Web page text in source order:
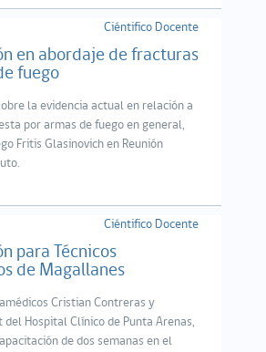
Ciéntifico Docente
en abordaje de fracturas
fuego
la evidencia actual en relación a
por armas de fuego en general,
Fritis Glasinovich en Reunión
Ciéntifico Docente
para Técnicos
de Magallanes
Cristian Contreras y
del Hospital Clínico de Punta Arenas,
de dos semanas en el